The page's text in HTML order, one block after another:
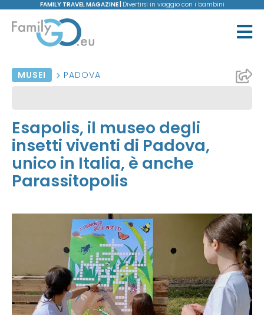
FAMILY TRAVEL MAGAZINE | Divertirsi in viaggio con i bambini
MUSEI PADOVA
Esapolis, il museo degli
insetti viventi di Padova,
unico in Italia, è anche
Parassitopolis